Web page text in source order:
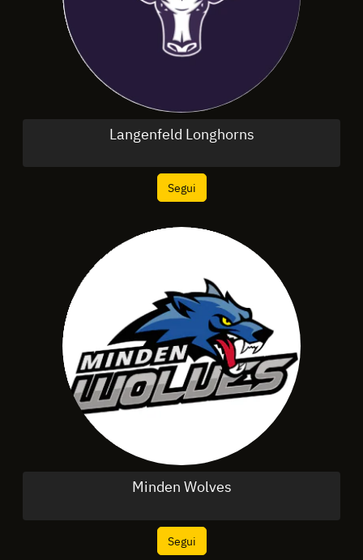
Langenfeld Longhorns
Segui
Minden Wolves
Segui